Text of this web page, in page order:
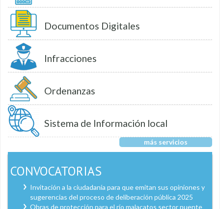
Documentos Digitales
Infracciones
Ordenanzas
Sistema de Información local
más servicios
CONVOCATORIAS
Invitación a la ciudadanía para que emitan sus opiniones y
sugerencias del proceso de deliberación pública 2025
Obras de protección para el río malacatos sector puente